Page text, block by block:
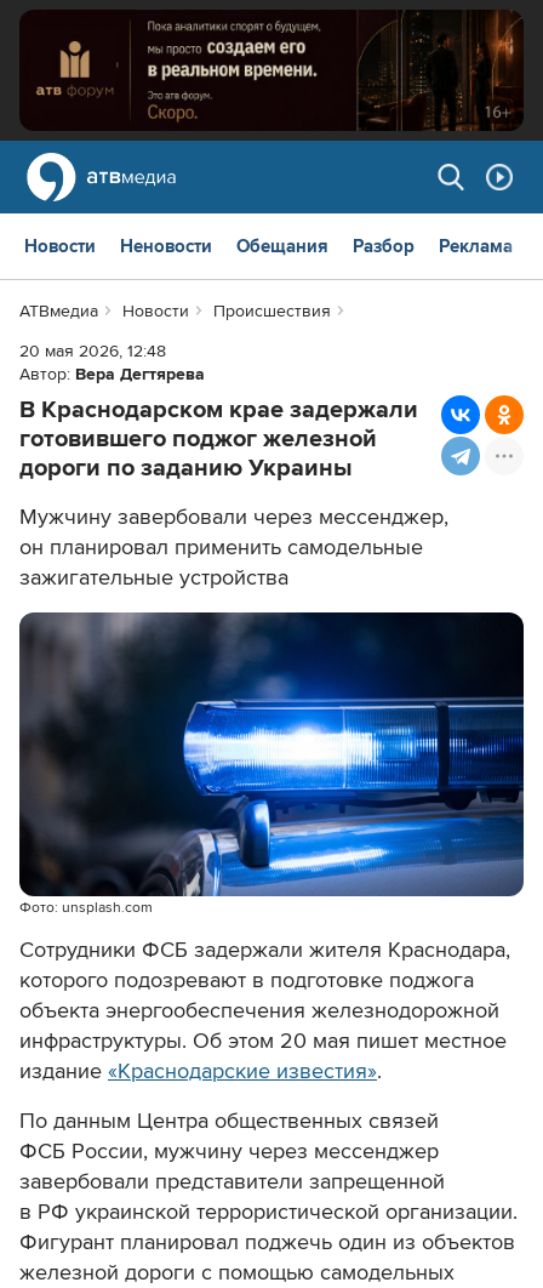
Новости Неновости Обещания Разбор Реклама
АТВмедиа Новости
Происшествия
20 мая 2026, 12:48
Автор: Вера Дегтярева
В Краснодарском крае задержали
готовившего поджог железной
дороги по заданию Украины
Мужчину завербовали через мессенджер,
он планировал применить самодельные
зажигательные устройства
Фото: unsplash.com
Сотрудники ФСБ задержали жителя Краснодара,
которого подозревают в подготовке поджога
объекта энергообеспечения железнодорожной
инфраструктуры. Об этом 20 мая пишет местное
издание «Краснодарские известия».
По данным Центра общественных связей
ФСБ России, мужчину через мессенджер
завербовали представители запрещенной
в РФ украинской террористической организации.
Фигурант планировал поджечь один из объектов
железной дороги с помощью самодельных